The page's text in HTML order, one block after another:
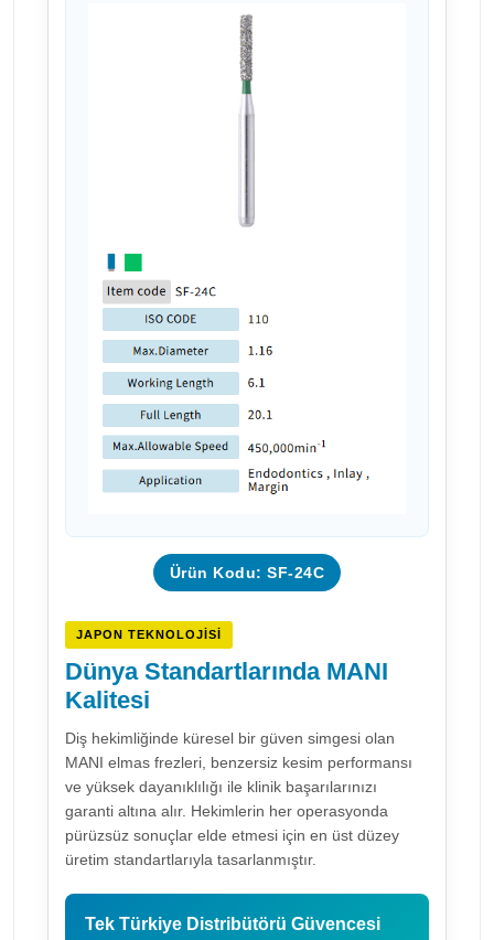
Ürün Kodu: SF-24C
JAPON TEKNOLOJISI
Dünya Standartlarında MANI
Kalitesi
Diş hekimliğinde küresel bir güven simgesi olan
MANI elmas frezleri, benzersiz kesim performansı
ve yüksek dayanıklılığı ile klinik başarılarınızı
garanti altına alır. Hekimlerin her operasyonda
pürüzsüz sonuçlar elde etmesi için en üst düzey
üretim standartlarıyla tasarlanmıştır.
Tek Türkiye Distribütörü Güvencesi